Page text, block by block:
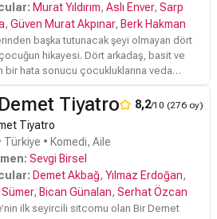
yemeği olan” komşuları vardır. Tek
olan komşu kızları vardır ve Sıdıka bu
pek haz etmemektedir. Abisi futbol
bıçkın Türk delikanlısı, babası namus
bir akşamcı, annesi ise terliğini silah
dünya, evdeki akvaryumun içinde
balıkların dünyasına benzemektedir. İşin
Sıdıka bunun farkındadır.
Murat Yıldırım, Aslı Enver, Sarp
, Güven Murat Akpınar, Berk Hakman
başka tutunacak şeyi olmayan dört
hikayesi. Dört arkadaş, basit ve
bir hata sonucu çocukluklarına veda
Fakat içlerinden biri sözünü tutmaz ve
başladığı işi bitirmeleri için hepsini bir
Tiyatro 8,2/10 (276 oy)
Tiyatro
Türkiye • Komedi, Aile
Sevgi Birsel
Demet Akbağ, Yılmaz Erdoğan,
, Bican Günalan, Serhat Özcan
ilk seyircili sitcomu olan Bir Demet